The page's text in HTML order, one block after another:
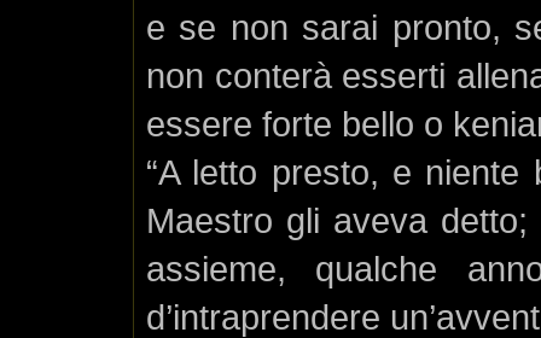
e se non sarai pronto,
non conterà esserti
essere forte bello o
“A letto presto, e niente
Maestro gli aveva
assieme, qualche
d’intraprendere